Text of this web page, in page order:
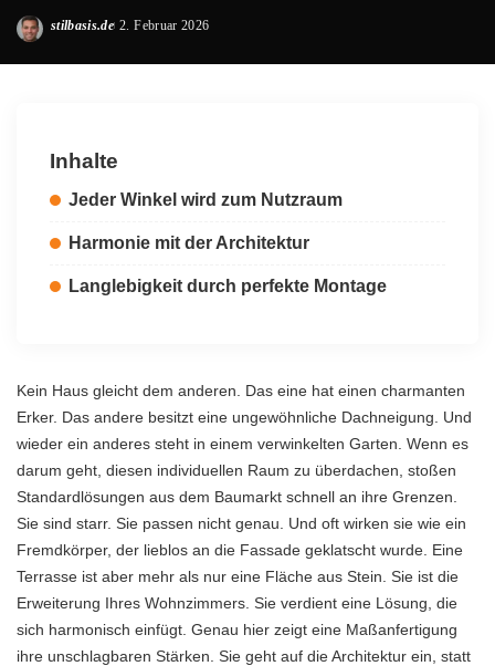
Posted
stilbasis.de 2. Februar 2026
Inhalte
Jeder Winkel wird zum Nutzraum
Harmonie mit der Architektur
Langlebigkeit durch perfekte Montage
Kein Haus gleicht dem anderen. Das eine hat einen charmanten
Erker. Das andere besitzt eine ungewöhnliche Dachneigung. Und
wieder ein anderes steht in einem verwinkelten Garten . Wenn es
darum geht, diesen individuellen Raum zu überdachen, stoßen
Standardlösungen aus dem Baumarkt schnell an ihre Grenzen.
Sie sind starr. Sie passen nicht genau. Und oft wirken sie wie ein
Fremdkörper, der lieblos an die Fassade geklatscht wurde. Eine
Terrasse ist aber mehr als nur eine Fläche aus Stein. Sie ist die
Erweiterung Ihres Wohnzimmers. Sie verdient eine Lösung, die
sich harmonisch einfügt. Genau hier zeigt eine Maßanfertigung
ihre unschlagbaren Stärken. Sie geht auf die Architektur ein, statt